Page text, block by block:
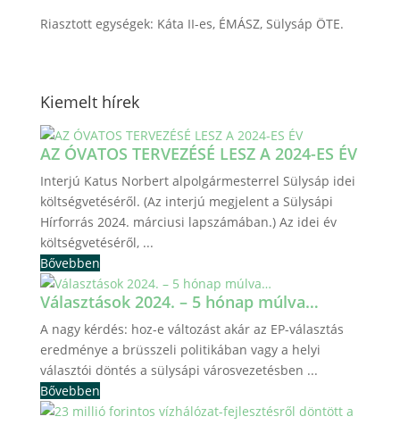
Riasztott egységek: Káta II-es, ÉMÁSZ, Sülysáp ÖTE.
Kiemelt hírek
AZ ÓVATOS TERVEZÉSÉ LESZ A 2024-ES ÉV
Interjú Katus Norbert alpolgármesterrel Sülysáp idei
költségvetéséről. (Az interjú megjelent a Sülysápi
Hírforrás 2024. márciusi lapszámában.) Az idei év
költségvetéséről, ...
Bővebben
Választások 2024. – 5 hónap múlva…
A nagy kérdés: hoz-e változást akár az EP-választás
eredménye a brüsszeli politikában vagy a helyi
választói döntés a sülysápi városvezetésben ...
Bővebben